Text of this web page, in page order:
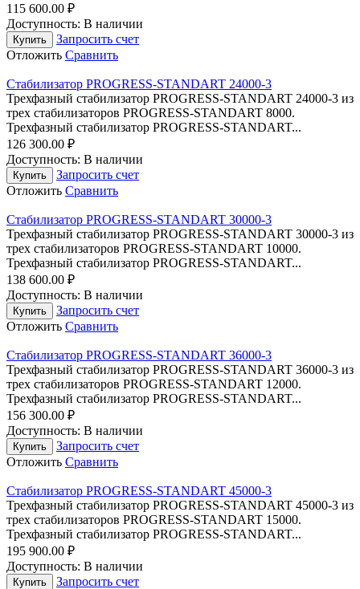
115 600.00 ₽
Доступность: В наличии
Купить
Запросить счет
Отложить Сравнить
Стабилизатор PROGRESS-STANDART 24000-3
Трехфазный стабилизатор PROGRESS-STANDART 24000-3 из
трех стабилизаторов PROGRESS-STANDART 8000.
Трехфазный стабилизатор PROGRESS-STANDART...
126 300.00 ₽
Доступность: В наличии
Купить
Запросить счет
Отложить Сравнить
Стабилизатор PROGRESS-STANDART 30000-3
Трехфазный стабилизатор PROGRESS-STANDART 30000-3 из
трех стабилизаторов PROGRESS-STANDART 10000.
Трехфазный стабилизатор PROGRESS-STANDART...
138 600.00 ₽
Доступность: В наличии
Купить
Запросить счет
Отложить Сравнить
Стабилизатор PROGRESS-STANDART 36000-3
Трехфазный стабилизатор PROGRESS-STANDART 36000-3 из
трех стабилизаторов PROGRESS-STANDART 12000.
Трехфазный стабилизатор PROGRESS-STANDART...
156 300.00 ₽
Доступность: В наличии
Купить
Запросить счет
Отложить Сравнить
Стабилизатор PROGRESS-STANDART 45000-3
Трехфазный стабилизатор PROGRESS-STANDART 45000-3 из
трех стабилизаторов PROGRESS-STANDART 15000.
Трехфазный стабилизатор PROGRESS-STANDART...
195 900.00 ₽
Доступность: В наличии
Купить
Запросить счет